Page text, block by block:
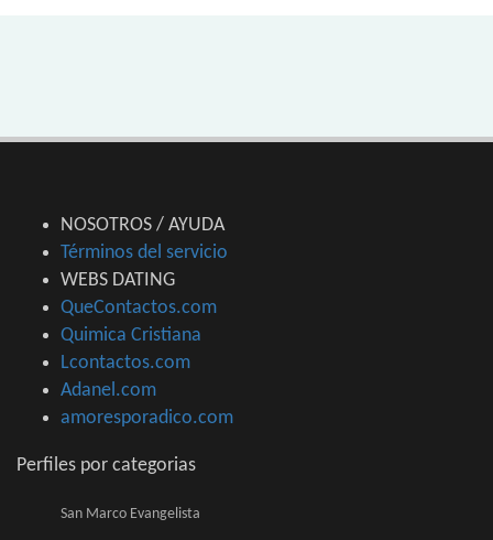
NOSOTROS / AYUDA
Términos del servicio
WEBS DATING
QueContactos.com
Quimica Cristiana
Lcontactos.com
Adanel.com
amoresporadico.com
Perfiles por categorias
San Marco Evangelista